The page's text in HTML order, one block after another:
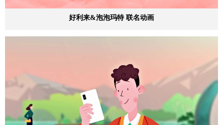
好利来&泡泡玛特 联名动画